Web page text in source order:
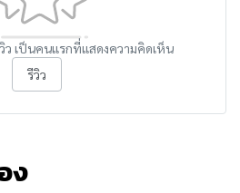
ว เป็นคนแรกที่แสดงความคิดเห็น
รีวิว
ง